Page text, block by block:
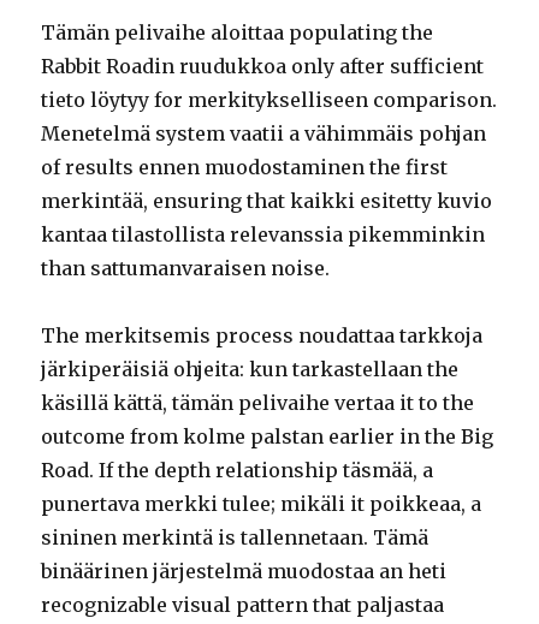
Tämän pelivaihe aloittaa populating the
Rabbit Roadin ruudukkoa only after sufficient
tieto löytyy for merkitykselliseen comparison.
Menetelmä system vaatii a vähimmäis pohjan
of results ennen muodostaminen the first
merkintää, ensuring that kaikki esitetty kuvio
kantaa tilastollista relevanssia pikemminkin
than sattumanvaraisen noise.
The merkitsemis process noudattaa tarkkoja
järkiperäisiä ohjeita: kun tarkastellaan the
käsillä kättä, tämän pelivaihe vertaa it to the
outcome from kolme palstan earlier in the Big
Road. If the depth relationship täsmää, a
punertava merkki tulee; mikäli it poikkeaa, a
sininen merkintä is tallennetaan. Tämä
binäärinen järjestelmä muodostaa an heti
recognizable visual pattern that paljastaa